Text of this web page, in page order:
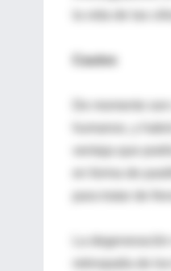
Cautos
De momento
humanos, y
ventaja que
para tratar de
La
retinopatía de